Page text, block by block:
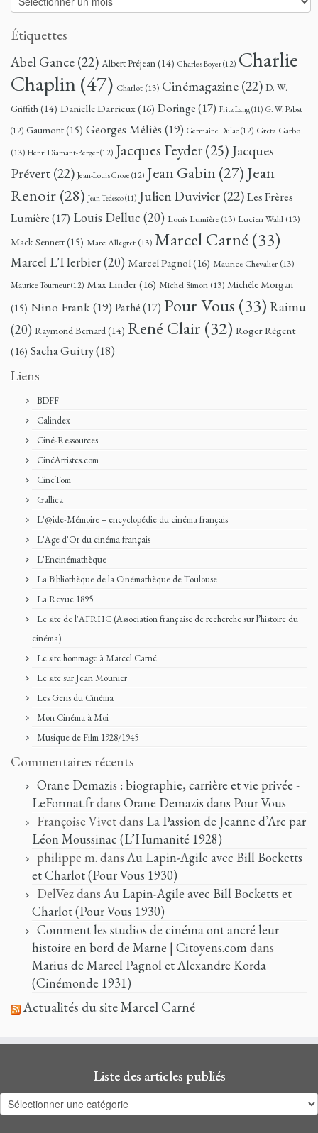
Étiquettes
Abel Gance(22) Albert Préjean(14) Charles Boyer(12) Charlie
Chaplin(47) Charlot (13) Cinémagazine(22) D. W.
Griffith(14) Danielle Darrieux(16) Doringe(17) Fritz Lang(11) G. W. Pabst
(12) Gaumont(15) Georges Méliès (19) Germaine Dulac (12) Greta Garbo
(13) Henri Diamant-Berger(12) Jacques Feyder(25) Jacques
Prévert(22) Jean-Louis Croze (12) Jean Gabin (27) Jean
Renoir (28) Jean Tedesco(11) Julien Duvivier(22)Les Frères
Lumière(17) Louis Delluc (20) Louis Lumière (13) Lucien Wahl (13)
Mack Sennett(15) Marc Allegret (13) Marcel Carné (33)
Marcel L'Herbier(20) Marcel Pagnol(16) Maurice Chevalier (13)
Maurice Tourneur(12) Max Linder(16) Michel Simon (13) Michèle Morgan
(15) Nino Frank(19) Pathé(17) Pour Vous (33) Raimu
(20) Raymond Bernard(14) René Clair (32) Roger Régent
(16) Sacha Guitry(18)
Liens
BDFF
Calindex
Ciné-Ressources
CinéArtistes.com
CineTom
Gallica
L'@ide-Mémoire – encyclopédie du cinéma français
L'Age d'Or du cinéma français
L'Encinémathèque
La Bibliothèque de la Cinémathèque de Toulouse
La Revue 1895
Le site de l'AFRHC (Association française de recherche sur l’histoire du
cinéma)
Le site hommage à Marcel Carné
Le site sur Jean Mounier
Les Gens du Cinéma
Mon Cinéma à Moi
Musique de Film 1928/1945
Commentaires récents
Orane Demazis : biographie, carrière et vie privée -
LeFormat.frdans Orane Demazis dans Pour Vous
Françoise Vivetdans La Passion de Jeanne d’Arc par
Léon Moussinac (L’Humanité 1928)
philippe m. dans Au Lapin-Agile avec Bill Bocketts
et Charlot (Pour Vous 1930)
DelVezdans Au Lapin-Agile avec Bill Bocketts et
Charlot (Pour Vous 1930)
Comment les studios de cinéma ont ancré leur
histoire en bord de Marne | Citoyens.comdans
Marius de Marcel Pagnol et Alexandre Korda
(Cinémonde 1931)
Actualités du site Marcel Carné
Liste des articles publiés
Liste
des